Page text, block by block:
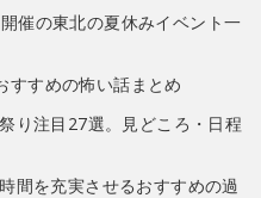
催の東北の夏休みイベント一
すすめの怖い話まとめ
り注目27選。見どころ・日程
間を充実させるおすすめの過